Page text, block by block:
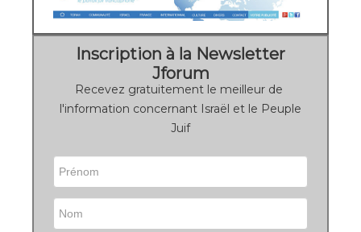
Inscription à la Newsletter
Jforum
Recevez gratuitement le meilleur de
l'information concernant Israël et le Peuple
Juif